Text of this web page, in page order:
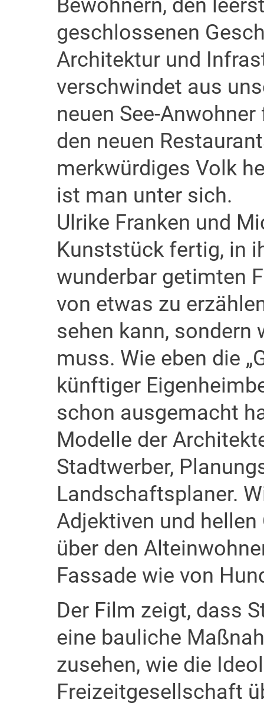
Bewohnern, den
geschlossenen
Architektur und
verschwindet aus
neuen See-
den neuen
merkwürdiges Volk
ist man unter sich.
Ulrike Franken und
Kunststück fertig, in
wunderbar getimten
von etwas zu
sehen kann,
muss. Wie eben die
künftiger
schon ausgemacht
Modelle der
Stadtwerber,
Landschaftsplaner.
Adjektiven und
über den
Fassade wie von
Der Film zeigt, dass
eine bauliche
zusehen, wie die
Freizeitgesellschaft